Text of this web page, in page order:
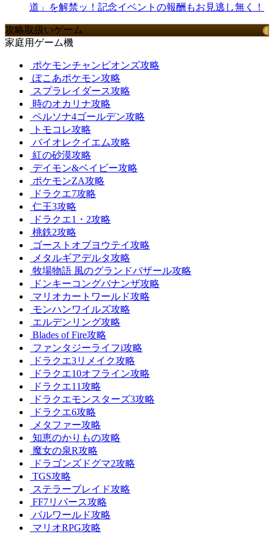
道」を解禁ッ！記念イベントの報酬もお見逃し無く！
攻略取扱いゲーム
家庭用ゲーム機
ポケモンチャンピオンズ攻略
ぽこあポケモン攻略
スプラレイダース攻略
時のオカリナ攻略
ペルソナ4ゴールデン攻略
トモコレ攻略
バイオレクイエム攻略
紅の砂漠攻略
デイモン&ベイビー攻略
ポケモンZA攻略
ドラクエ7攻略
仁王3攻略
ドラクエ1・2攻略
桃鉄2攻略
ゴーストオブヨウテイ攻略
メタルギアデルタ攻略
牧場物語 風のグランドバザール攻略
ドンキーコングバナンザ攻略
マリオカートワールド攻略
モンハンワイルズ攻略
エルデンリング攻略
Blades of Fire攻略
ファンタジーライフi攻略
ドラクエ3リメイク攻略
ドラクエ10オフライン攻略
ドラクエ11攻略
ドラクエモンスターズ3攻略
ドラクエ6攻略
メタファー攻略
知恵のかりもの攻略
魔女の泉R攻略
ドラゴンズドグマ2攻略
TGS攻略
ステラーブレイド攻略
FF7リバース攻略
パルワールド攻略
マリオRPG攻略